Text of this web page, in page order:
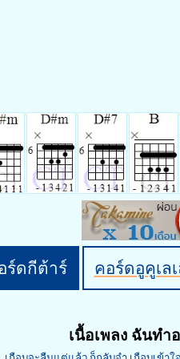
ร์ดกีต้าร์ คอร์ดอูคูเล
เนื้อเพลง ฉันทำ